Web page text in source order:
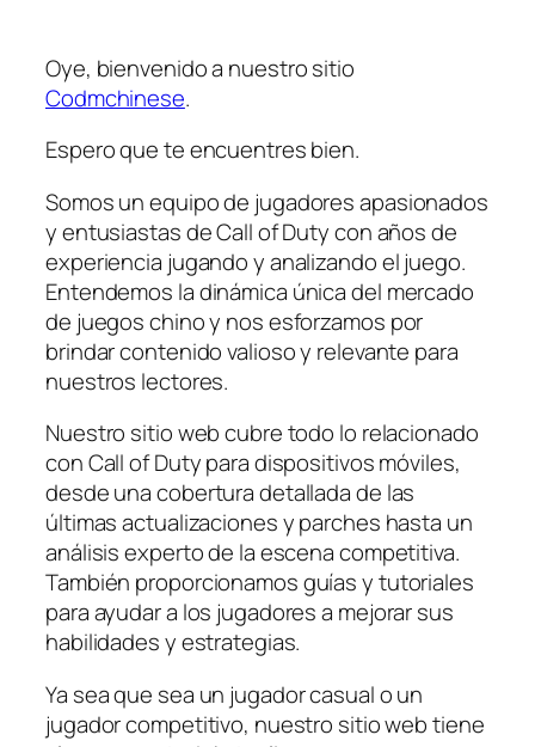
Oye, bienvenido a nuestro sitio
Codmchinese.
Espero que te encuentres bien.
Somos un equipo de jugadores apasionados
y entusiastas de Call of Duty con años de
experiencia jugando y analizando el juego.
Entendemos la dinámica única del mercado
de juegos chino y nos esforzamos por
brindar contenido valioso y relevante para
nuestros lectores.
Nuestro sitio web cubre todo lo relacionado
con Call of Duty para dispositivos móviles,
desde una cobertura detallada de las
últimas actualizaciones y parches hasta un
análisis experto de la escena competitiva.
También proporcionamos guías y tutoriales
para ayudar a los jugadores a mejorar sus
habilidades y estrategias.
Ya sea que sea un jugador casual o un
jugador competitivo, nuestro sitio web tiene